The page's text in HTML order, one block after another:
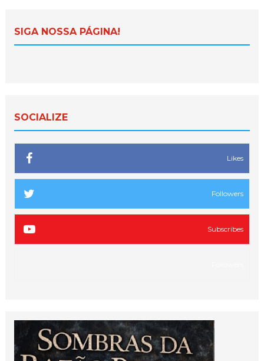
SIGA NOSSA PÁGINA!
SOCIALIZE
Likes
Followers
Subscribes